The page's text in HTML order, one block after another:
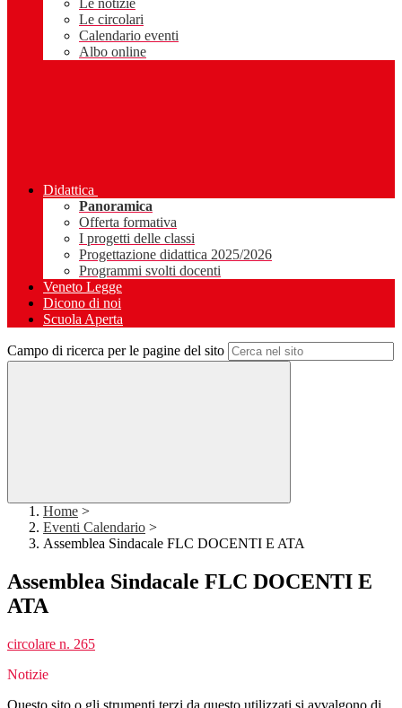
Le notizie
Le circolari
Calendario eventi
Albo online
Didattica
Panoramica
Offerta formativa
I progetti delle classi
Progettazione didattica 2025/2026
Programmi svolti docenti
Veneto Legge
Dicono di noi
Scuola Aperta
Campo di ricerca per le pagine del sito
Home >
Eventi Calendario >
Assemblea Sindacale FLC DOCENTI E ATA
Assemblea Sindacale FLC DOCENTI E
ATA
circolare n. 265
Notizie